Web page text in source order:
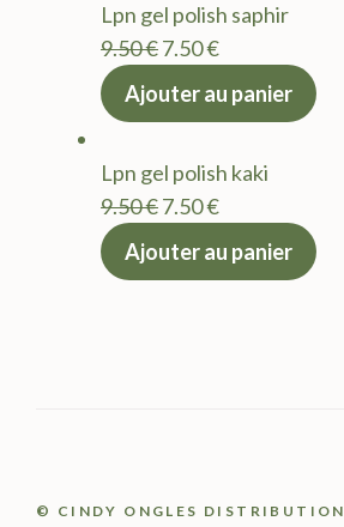
9.50 €.7.50 €.
Lpn gel polish saphir
9.50€Le
prix
9.50 €.
7.50€Le
actuel
7.50 €.
Ajouter au panier
Lpn gel polish kaki
9.50€Le
prix
7.50€Le
actuel
Ajouter au panier
© CINDY ONGLES DISTRIBUTION